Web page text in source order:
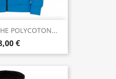
POLYCOTON...
€